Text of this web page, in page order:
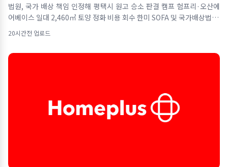
법원, 국가 배상 책임 인정해 평택시 원고 승소 판결 캠프 험프리·오산에
어베이스 일대 2,460㎥ 토양 정화 비용 회수 한미 SOFA 및 국가배상법 근
거&hel
20시간전 업로드